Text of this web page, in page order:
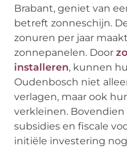
Brabant, geniet van
betreft zonneschijn.
zonuren per jaar
zonnepanelen. Door
installeren, kunnen
Oudenbosch niet
verlagen, maar ook
verkleinen.
subsidies en fiscale
initiële investering